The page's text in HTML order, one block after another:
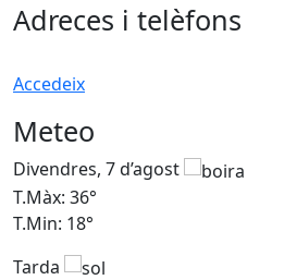
Adreces i telèfons
Accedeix
Meteo
Divendres, 7 d’agost
T.Màx: 36°
T.Min: 18°
Tarda